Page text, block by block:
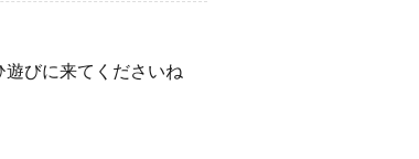
遊びに来てくださいね